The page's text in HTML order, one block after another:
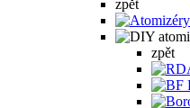
zpět
zpět